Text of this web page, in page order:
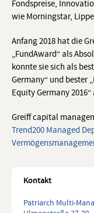
Fondspreise,
wie Morningstar,
Anfang 2018 hat die
„FundAward“ als
konnte sie sich als
Germany“ und bester
Equity Germany
Greiff capital
Trend200 Managed
Kontakt
Patriarch Multi-